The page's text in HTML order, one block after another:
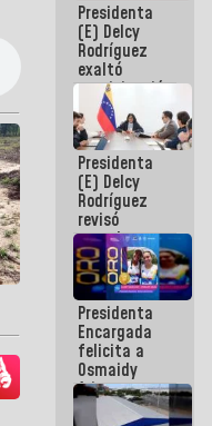
Presidenta
(E) Delcy
Rodríguez
exaltó
participación
de
Venezuela
en Juegos
Centroamericanos
y del Caribe
2026
Presidenta
(E) Delcy
Rodríguez
revisó
agenda
económica y
ejecución de
fondos de
emergencia
post-sismos
Presidenta
Encargada
felicita a
Osmaidy
Arias y
Giraly